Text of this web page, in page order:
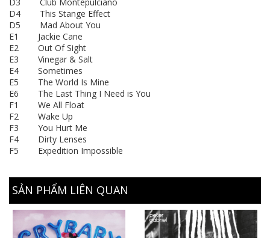
D4 This Stange Effect
D5 Mad About You
E1 Jackie Cane
E2 Out Of Sight
E3 Vinegar & Salt
E4 Sometimes
E5 The World Is Mine
E6 The Last Thing I Need is You
F1 We All Float
F2 Wake Up
F3 You Hurt Me
F4 Dirty Lenses
F5 Expedition Impossible
SẢN PHẨM LIÊN QUAN